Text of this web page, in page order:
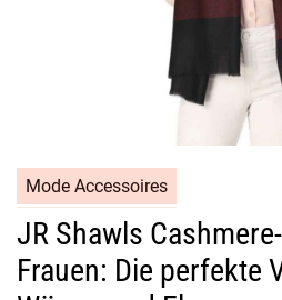
Mode Accessoires
JR Shawls
Frauen: Die perfekte